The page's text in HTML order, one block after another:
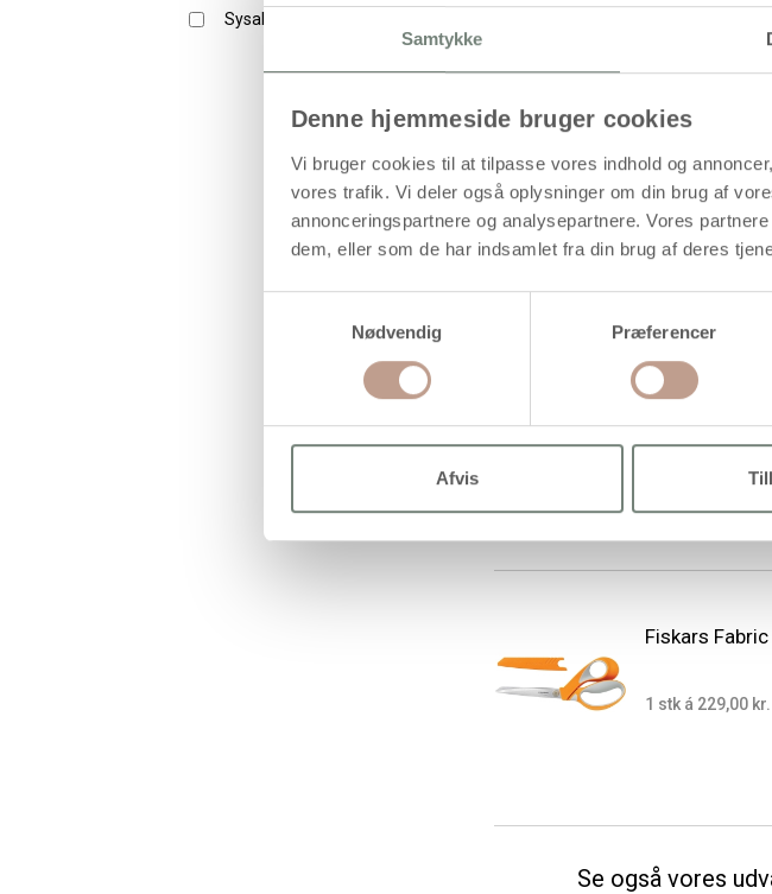
Samtykke
Denne hjemmeside bruger cookies
Vi bruger cookies til at tilpasse vores indhold og
vores trafik. Vi deler også oplysninger om din brug af
annonceringspartnere og analysepartnere. Vores
dem, eller som de har indsamlet fra din brug af deres
Nødvendig
Præferencer
Afvis
Sysaks
Fiskars
1 stk á 350,00 kr.
Køb mere til kun:
Fiskars
1 stk á 189,94 kr.
Fiskars
1 stk á 229,00 kr.
Se også vores